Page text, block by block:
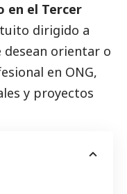
en el Tercer
dirigido a
desean orientar o
en ONG,
y proyectos